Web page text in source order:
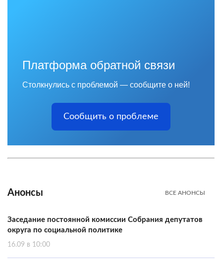
Платформа обратной связи
Столкнулись с проблемой — сообщите о ней!
Сообщить о проблеме
Анонсы ВСЕ АНОНСЫ
Заседание постоянной комиссии Собрания депутатов
округа по социальной политике
16.09 в 10:00